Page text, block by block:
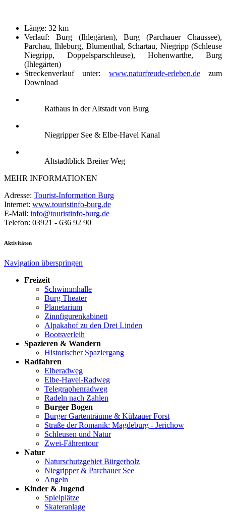
Länge: 32 km
Verlauf: Burg (Ihlegärten), Burg (Parchauer Chaussee),
Parchau, Ihleburg, Blumenthal, Schartau, Niegripp (Schleuse
Niegripp, Doppelsparschleuse), Hohenwarthe, Burg
(Ihlegärten)
Streckenverlauf unter: www.naturfreude-erleben.dezum
Download
Rathaus in der Altstadt von Burg
Niegripper See & Elbe-Havel Kanal
Altstadtblick Breiter Weg
MEHR INFORMATIONEN
Adresse: Tourist-Information Burg
Internet: www.touristinfo-burg.de
E-Mail: info@touristinfo-burg.de
Telefon: 03921 - 636 92 90
Aktivitäten
Navigation überspringen
Freizeit
Schwimmhalle
Burg Theater
Planetarium
Zinnfigurenkabinett
Alpakahof zu den Drei Linden
Bootsverleih
Spazieren & Wandern
Historischer Spaziergang
Radfahren
Elberadweg
Elbe-Havel-Radweg
Telegraphenradweg
Radeln nach Zahlen
Burger Bogen
Burger Gartenträume & Külzauer Forst
Straße der Romanik: Magdeburg - Jerichow
Schleusen und Natur
Zwei-Fährentour
Natur
Naturschutzgebiet Bürgerholz
Niegripper & Parchauer See
Angeln
Kinder & Jugend
Spielplätze
Skateranlage